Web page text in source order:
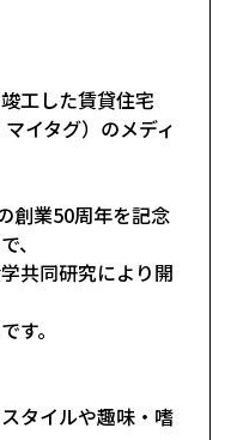
工した賃貸住宅
イタグ）のメディ
創業50周年を記念
、
共同研究により開
す。
タイルや趣味・嗜